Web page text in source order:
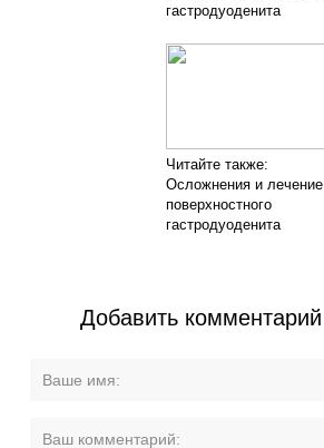
гастродуоденита
Читайте также:
Осложнения и лечение
поверхностного
гастродуоденита
Добавить комментарий